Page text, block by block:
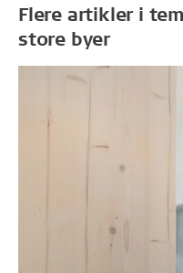
Flere artikler i
store byer